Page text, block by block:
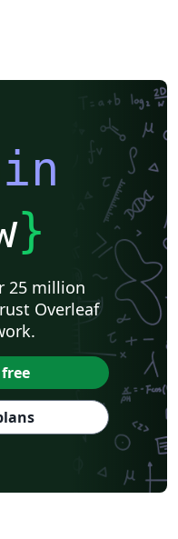
}
25 million
Overleaf